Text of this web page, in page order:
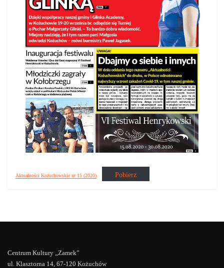
Aktualności Kożuchowskie nr 15 (2020) Pobierz
Centrum Kultury „Zamek”
ul. Klasztorna 14, 67-120 Kożuchów